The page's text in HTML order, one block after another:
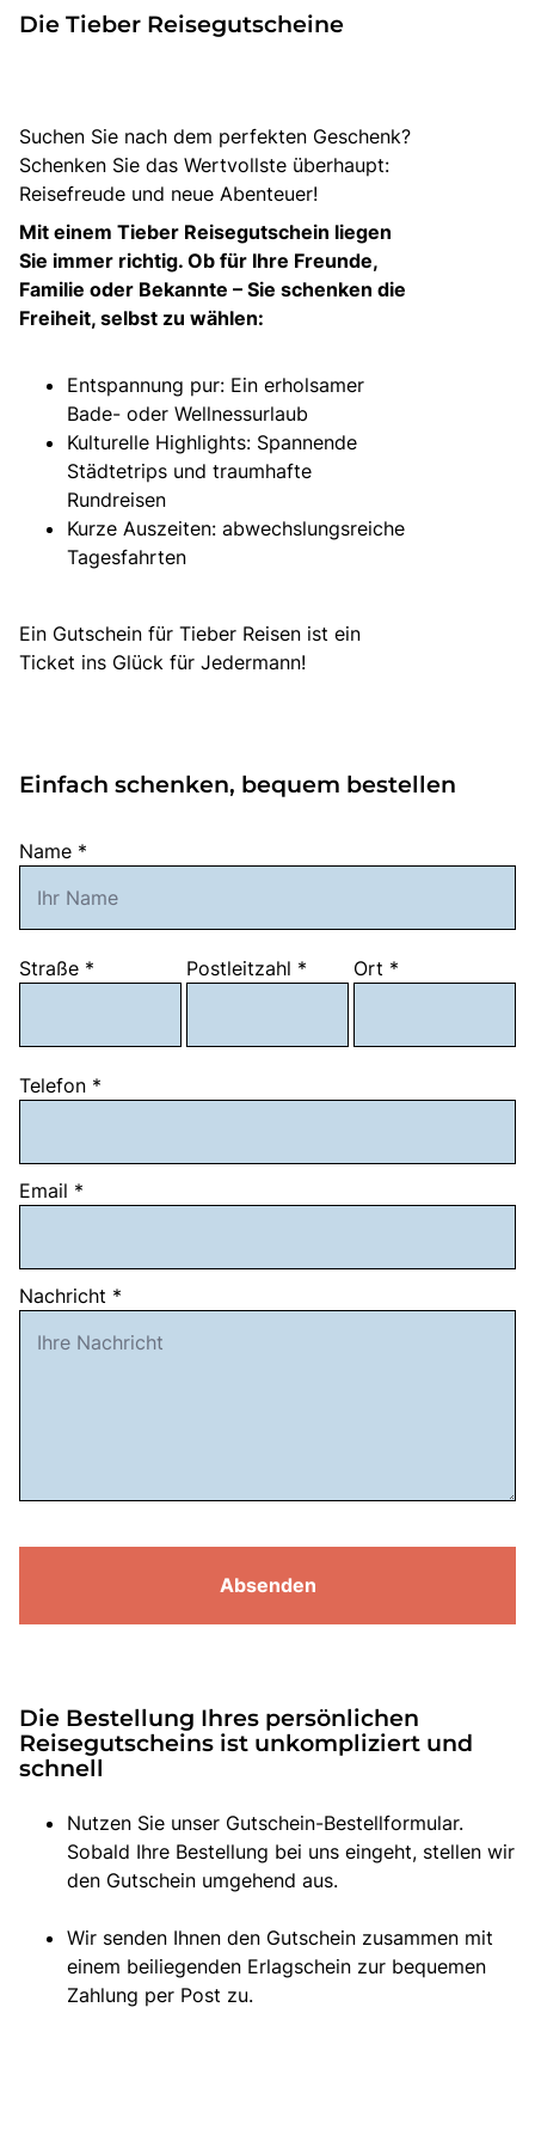
Bus mieten
Die Tieber Reisegutscheine
Suchen Sie nach dem perfekten Geschenk?
Schenken Sie das Wertvollste überhaupt:
Reisefreude und neue Abenteuer!
Mit einem Tieber Reisegutschein liegen
Sie immer richtig. Ob für Ihre Freunde,
Familie oder Bekannte – Sie schenken die
Freiheit, selbst zu wählen:
Entspannung pur: Ein erholsamer
Bade- oder Wellnessurlaub
Kulturelle Highlights: Spannende
Städtetrips und traumhafte
Rundreisen
Kurze Auszeiten: abwechslungsreiche
Tagesfahrten
Ein Gutschein für Tieber Reisen ist ein
Ticket ins Glück für Jedermann!
Einfach schenken, bequem bestellen
Name *
Straße * Postleitzahl * Ort *
Telefon *
Email *
Nachricht *
Absenden
Die Bestellung Ihres persönlichen
Reisegutscheins ist unkompliziert und
schnell
Nutzen Sie unser Gutschein-Bestellformular.
Sobald Ihre Bestellung bei uns eingeht, stellen wir
den Gutschein umgehend aus.
Wir senden Ihnen den Gutschein zusammen mit
einem beiliegenden Erlagschein zur bequemen
Zahlung per Post zu.